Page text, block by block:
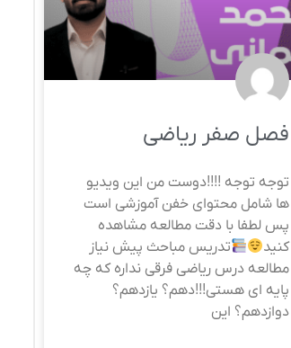
فصل صفر ریاضی
توجه توجه !!!!دوست من این ویدیو
ها شامل محتوای خفن آموزشی است
پس لطفا با دقت مطالعه مشاهده
کنید
تدریس مباحث پیش نیاز
مطالعه درس ریاضی فرقی نداره که چه
پایه ای هستی!!!دهم؟ یازدهم؟
دوازدهم؟ این